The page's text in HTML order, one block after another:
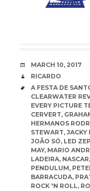
DATE
MARCH 10, 2017
AUTHOR
RICARDO
TAGS
A FESTA DE
CLEARWATER
EVERY PICTURE
CERVERT,
HERMANOS
STEWART, JACKY
JOÃO SÓ, LED
MAY, MARIO
LADEIRA, NASCAR,
PENDULUM,
BARRACUDA,
ROCK 'N ROLL,